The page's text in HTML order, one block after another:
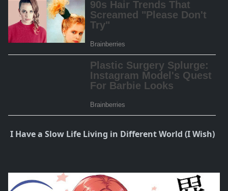
I Have a Slow Life Living in Different World (I Wish)